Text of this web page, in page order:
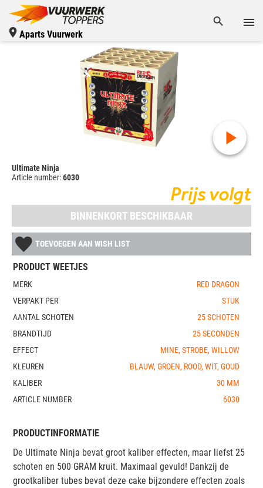
Aparts Vuurwerk
Ultimate Ninja
Article number:6030
Prijs volgt
BINNENKORT BESCHIKBAAR
TOEVOEGEN AAN WISH LIST
PRODUCT WEETJES
MERK
RED DRAGON
VERPAKT PER
STUK
AANTAL SCHOTEN
25 SCHOTEN
BRANDTIJD
25 SECONDEN
EFFECT
MINE, STROBE, WILLOW
KLEUREN
BLAUW, GROEN, ROOD, WIT, GOUD
KALIBER
30 MM
ARTICLE NUMBER
6030
PRODUCTINFORMATIE
De Ultimate Ninja bevat groot kaliber effecten, maar liefst 25
schoten en 500 GRAM kruit. Maximaal gevuld! Dankzij de
grootkaliber tubes bevat deze cake bijzondere effecten zoals